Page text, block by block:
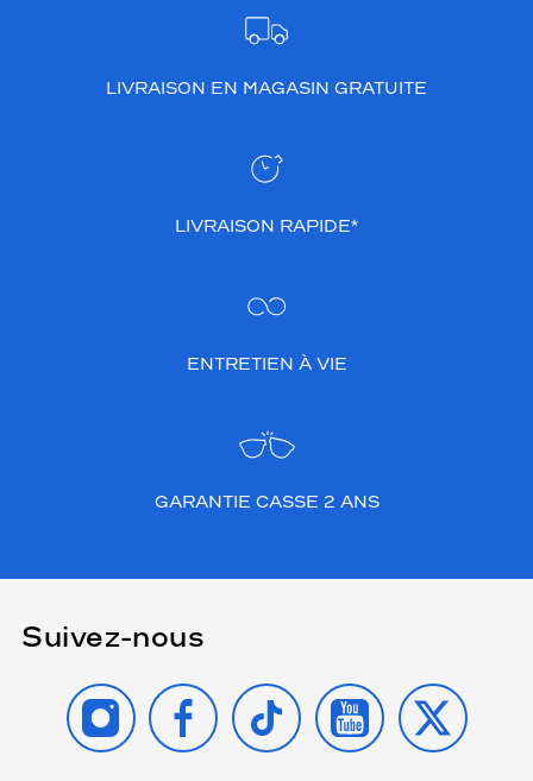
LIVRAISON EN MAGASIN GRATUITE
LIVRAISON RAPIDE*
ENTRETIEN À VIE
GARANTIE CASSE 2 ANS
Suivez-nous
INSTAGRAMFACEBOOK
TIKTOK YOUTUBE
X